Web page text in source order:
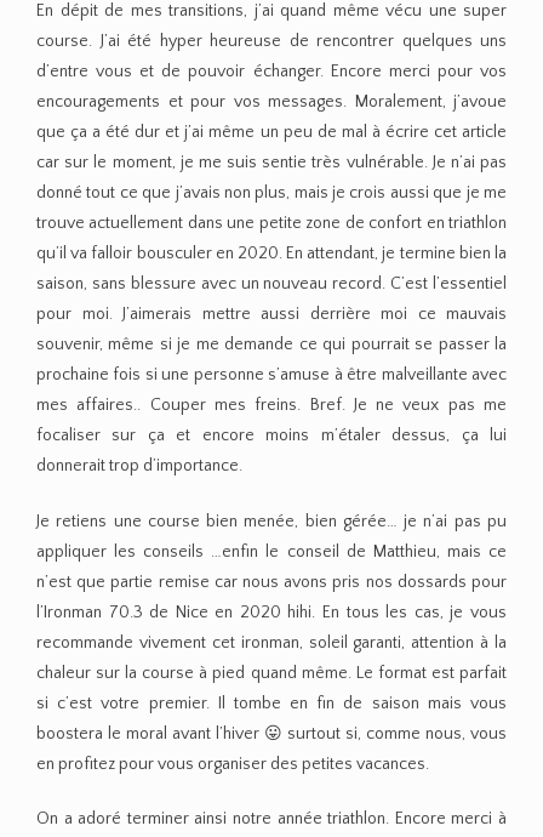
En dépit de mes transitions, j’ai quand même vécu une super
course. J’ai été hyper heureuse de rencontrer quelques uns
d’entre vous et de pouvoir échanger. Encore merci pour vos
encouragements et pour vos messages. Moralement, j’avoue
que ça a été dur et j’ai même un peu de mal à écrire cet article
car sur le moment, je me suis sentie très vulnérable. Je n’ai pas
donné tout ce que j’avais non plus, mais je crois aussi que je me
trouve actuellement dans une petite zone de confort en triathlon
qu’il va falloir bousculer en 2020. En attendant, je termine bien la
saison, sans blessure avec un nouveau record. C’est l’essentiel
pour moi. J’aimerais mettre aussi derrière moi ce mauvais
souvenir, même si je me demande ce qui pourrait se passer la
prochaine fois si une personne s’amuse à être malveillante avec
mes affaires.. Couper mes freins. Bref. Je ne veux pas me
focaliser sur ça et encore moins m’étaler dessus, ça lui
donnerait trop d’importance.
Je retiens une course bien menée, bien gérée… je n’ai pas pu
appliquer les conseils …enfin le conseil de Matthieu, mais ce
n’est que partie remise car nous avons pris nos dossards pour
l’Ironman 70.3 de Nice en 2020 hihi. En tous les cas, je vous
recommande vivement cet ironman, soleil garanti, attention à la
chaleur sur la course à pied quand même. Le format est parfait
si c’est votre premier. Il tombe en fin de saison mais vous
boostera le moral avant l’hiver 😛 surtout si, comme nous, vous
en profitez pour vous organiser des petites vacances.
On a adoré terminer ainsi notre année triathlon. Encore merci à